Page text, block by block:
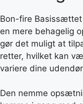
Bon-fire
en mere behagelig
gør det muligt at
retter, hvilket kan
variere dine
Den nemme